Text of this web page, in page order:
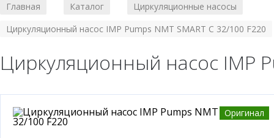
Главная Каталог Циркуляционные насосы
Циркуляционный насос IMP Pumps NMT SMART C 32/100 F220
Циркуляционный насос IMP
Оригинал